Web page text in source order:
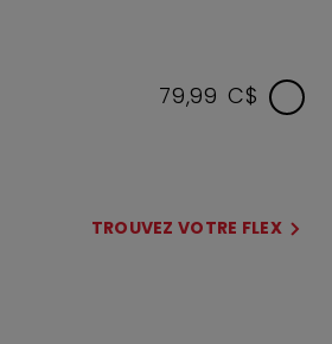
79,99 C$
TROUVEZ VOTRE FLEX